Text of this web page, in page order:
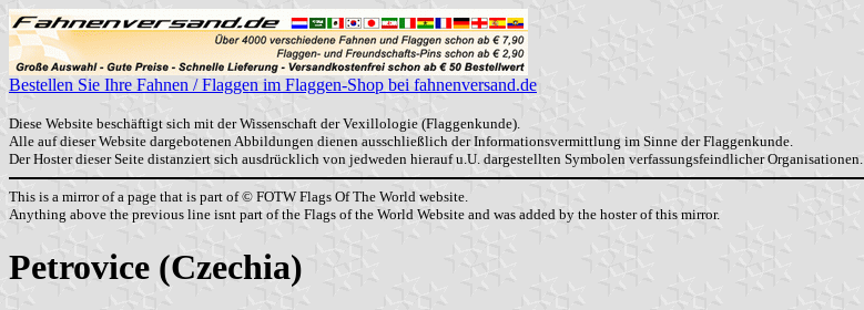
Bestellen Sie Ihre Fahnen / Flaggen im Flaggen-Shop bei fahnenversand.de
Diese Website beschäftigt sich mit der Wissenschaft der Vexillologie (Flaggenkunde).
Alle auf dieser Website dargebotenen Abbildungen dienen ausschließlich der Informationsvermittlung im Sinne der Flaggenkunde.
Der Hoster dieser Seite distanziert sich ausdrücklich von jedweden hierauf u.U. dargestellten Symbolen verfassungsfeindlicher Organisationen.
This is a mirror of a page that is part of © FOTW Flags Of The World website.
Anything above the previous line isnt part of the Flags of the World Website and was added by the hoster of this mirror.
Petrovice (Czechia)